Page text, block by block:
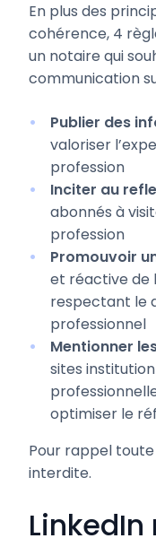
En plus des
cohérence, 4
un notaire qui
communication
Publier des
valoriser
profession
Inciter au
abonnés à
profession
Promouvoir
et réactive de
respectant le
professionnel
Mentionner
sites
optimiser le
Pour rappel
interdite.